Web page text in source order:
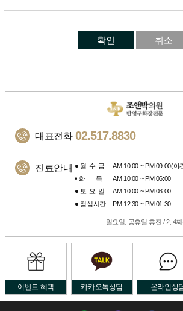
확인 취소
대표전화 02.517.8830
진료안내 월수금
AM 10:00 ~ PM 09:00(야
화목 AM 10:00 ~ PM 06:00
토요일
AM 10:00 ~ PM 03:00
점심시간
PM 12:30 ~ PM 01:30
일요일, 공휴일 휴진 / 2, 4
이벤트 혜택 카카오톡상담 온라인상